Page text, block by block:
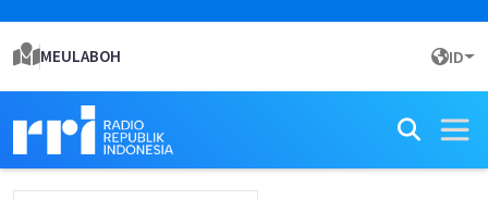
MEULABOH ID